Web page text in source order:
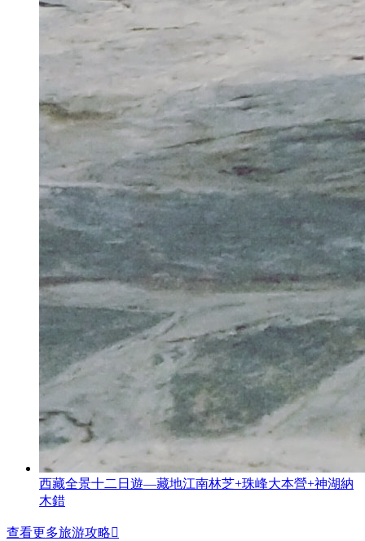
西藏全景十二日遊—藏地江南林芝+珠峰大本營+神湖納
木錯
查看更多旅游攻略